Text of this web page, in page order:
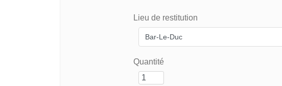
Lieu de restitution
Quantité